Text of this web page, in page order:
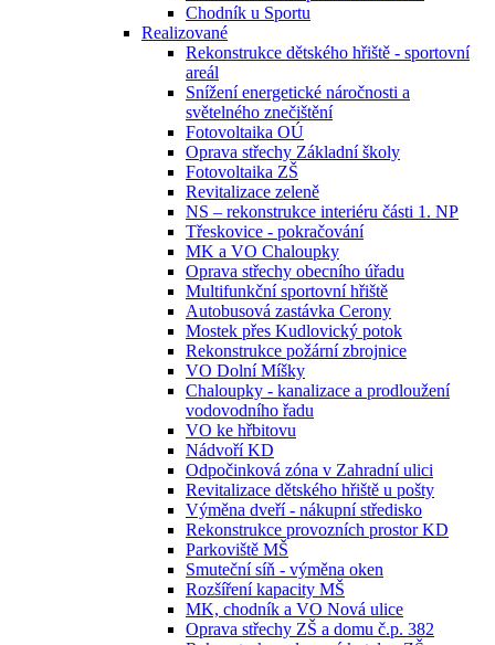
Chodník u Sportu
Realizované
Rekonstrukce dětského hřiště - sportovní
areál
Snížení energetické náročnosti a
světelného znečištění
Fotovoltaika OÚ
Oprava střechy Základní školy
Fotovoltaika ZŠ
Revitalizace zeleně
NS – rekonstrukce interiéru části 1. NP
Třeskovice - pokračování
MK a VO Chaloupky
Oprava střechy obecního úřadu
Multifunkční sportovní hřiště
Autobusová zastávka Cerony
Mostek přes Kudlovický potok
Rekonstrukce požární zbrojnice
VO Dolní Míšky
Chaloupky - kanalizace a prodloužení
vodovodního řadu
VO ke hřbitovu
Nádvoří KD
Odpočinková zóna v Zahradní ulici
Revitalizace dětského hřiště u pošty
Výměna dveří - nákupní středisko
Rekonstrukce provozních prostor KD
Parkoviště MŠ
Smuteční síň - výměna oken
Rozšíření kapacity MŠ
MK, chodník a VO Nová ulice
Oprava střechy ZŠ a domu č.p. 382